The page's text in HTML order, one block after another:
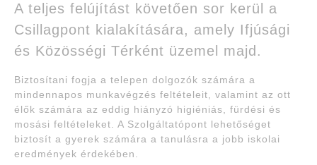
A teljes felújítást követően sor kerül a
Csillagpont kialakítására, amely Ifjúsági
és Közösségi Térként üzemel majd.
Biztosítani fogja a telepen dolgozók számára a
mindennapos munkavégzés feltételeit, valamint az ott
élők számára az eddig hiányzó higiéniás, fürdési és
mosási feltételeket. A Szolgáltatópont lehetőséget
biztosít a gyerek számára a tanulásra a jobb iskolai
eredmények érdekében.